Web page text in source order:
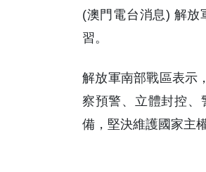
(澳門電台消息) 解放
習。
解放軍南部戰區表示
察預警、立體封控、
備，堅決維護國家主